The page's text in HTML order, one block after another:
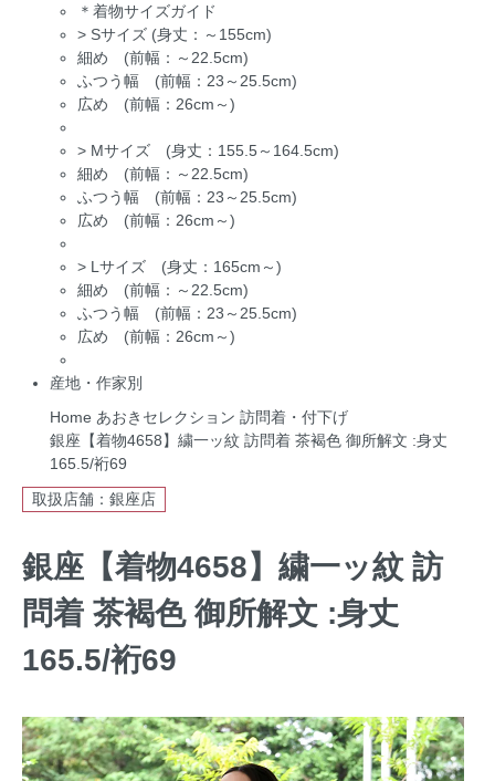
＊着物サイズガイド
> Sサイズ (身丈：～155cm)
細め (前幅：～22.5cm)
ふつう幅 (前幅：23～25.5cm)
広め (前幅：26cm～)
> Mサイズ (身丈：155.5～164.5cm)
細め (前幅：～22.5cm)
ふつう幅 (前幅：23～25.5cm)
広め (前幅：26cm～)
> Lサイズ (身丈：165cm～)
細め (前幅：～22.5cm)
ふつう幅 (前幅：23～25.5cm)
広め (前幅：26cm～)
産地・作家別
Home あおきセレクション 訪問着・付下げ
銀座【着物4658】繍一ッ紋 訪問着 茶褐色 御所解文 :身丈
165.5/裄69
取扱店舗：銀座店
銀座【着物4658】繍一ッ紋 訪
問着 茶褐色 御所解文 :身丈
165.5/裄69